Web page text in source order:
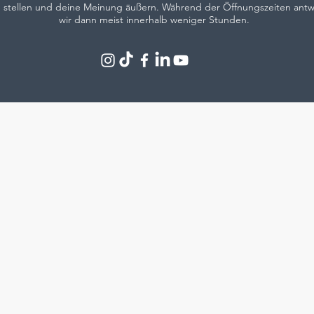
stellen und deine Meinung äußern. Während der Öffnungszeiten
wir dann meist innerhalb weniger Stunden.